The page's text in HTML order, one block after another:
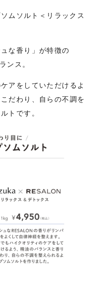
ムソルト＜リラックス
な香り」が特徴の
ンス。
アをしていただけるよ
だわり、自らの不調を
トです。